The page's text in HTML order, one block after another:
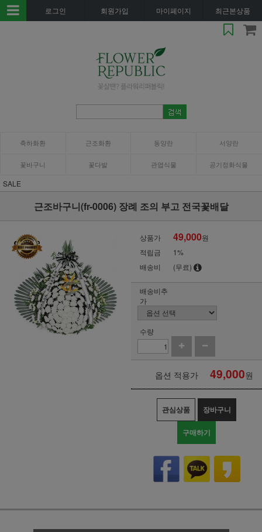
로그인 회원가입 마이페이지 최근본상품
축하화환 근조화환 동양란 서양란
꽃바구니 꽃다발 관엽식물 공기정화식물
SALE
근조바구니(fr-0006) 장례 조의 부고 전국꽃배달
상품가 49,000원
적립금
1%
배송비
(무료)
배송비추
가
수량
옵션 적용가 49,000원
관심상품 장바구니
구매하기